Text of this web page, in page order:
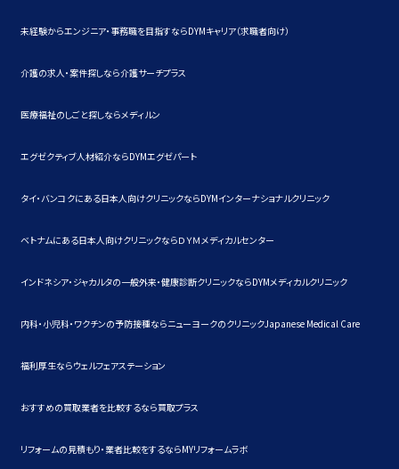
未経験からエンジニア・事務職を目指すならDYMキャリア（求職者向け）
介護の求人・案件探しなら介護サーチプラス
医療福祉のしごと探しならメディルン
エグゼクティブ人材紹介ならDYMエグゼパート
タイ・バンコクにある日本人向けクリニックならDYMインターナショナルクリニック
ベトナムにある日本人向けクリニックならＤＹＭメディカルセンター
インドネシア・ジャカルタの一般外来・健康診断クリニックならDYMメディカルクリニック
内科・小児科・ワクチンの予防接種ならニューヨークのクリニックJapanese Medical Care
福利厚生ならウェルフェアステーション
おすすめの買取業者を比較するなら買取プラス
リフォームの見積もり・業者比較をするならMYリフォームラボ